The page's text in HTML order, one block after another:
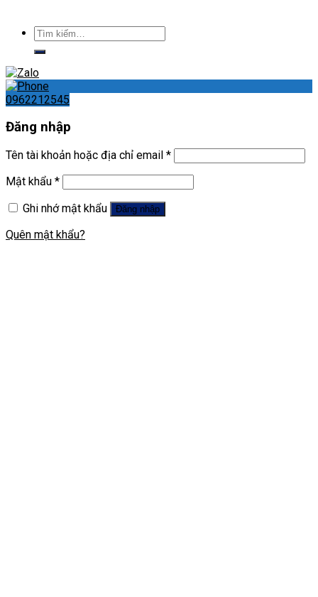
Tìm
kiếm:
0962212545
Đăng nhập
Tên tài khoản hoặc địa chỉ email *
Mật khẩu *
Ghi nhớ mật khẩu
Đăng nhập
Quên mật khẩu?